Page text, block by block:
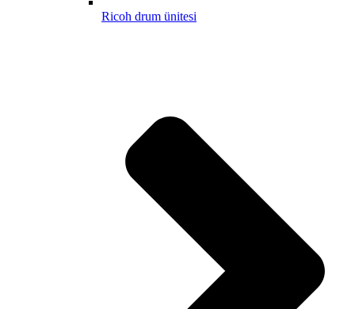
Ricoh drum ünitesi